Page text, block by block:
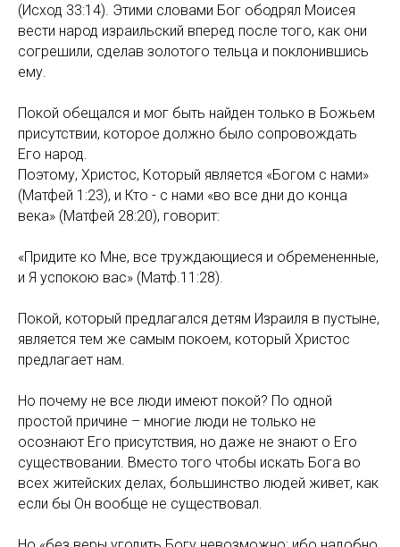
(Исход 33:14). Этими словами Бог ободрял Моисея
вести народ израильский вперед после того, как они
согрешили, сделав золотого тельца и поклонившись
ему.
Покой обещался и мог быть найден только в Божьем
присутствии, которое должно было сопровождать
Его народ.
Поэтому, Христос, Который является «Богом с нами»
(Матфей 1:23), и Кто - с нами «во все дни до конца
века» (Матфей 28:20), говорит:
«Придите ко Мне, все труждающиеся и обремененные,
и Я успокою вас» (Матф.11:28).
Покой, который предлагался детям Израиля в пустыне,
является тем же самым покоем, который Христос
предлагает нам.
Но почему не все люди имеют покой? По одной
простой причине – многие люди не только не
осознают Его присутствия, но даже не знают о Его
существовании. Вместо того чтобы искать Бога во
всех житейских делах, большинство людей живет, как
если бы Он вообще не существовал.